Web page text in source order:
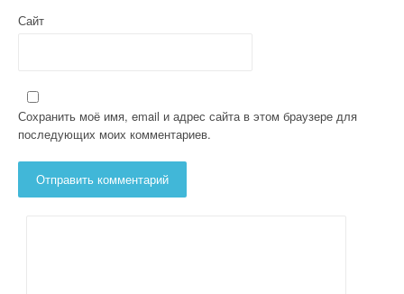
Сайт
Сохранить моё имя, email и адрес сайта в этом браузере для
последующих моих комментариев.